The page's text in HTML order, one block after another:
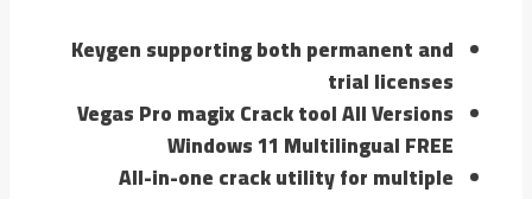
Keygen supporting both permanent and
trial licenses
Vegas Pro magix Crack tool All Versions
Windows 11 Multilingual FREE
All-in-one crack utility for multiple